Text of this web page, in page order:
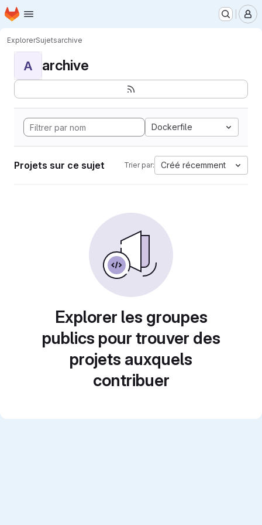
Passer au contenu principal
Page d'accueil
ExplorerSujetsarchive
A archive
Dockerfile
Projets sur ce sujet Trier par: Créé récemment
Explorer les groupes
publics pour trouver des
projets auxquels
contribuer